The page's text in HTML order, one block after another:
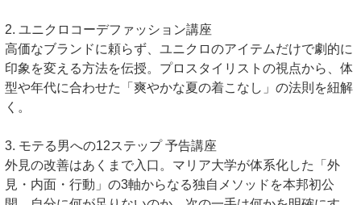
2. ユニクロコーデファッション講座
高価なブランドに頼らず、ユニクロのアイテムだけで劇的に
印象を変える方法を伝授。プロスタイリストの視点から、体
型や年代に合わせた「爽やかな夏の着こなし」の法則を紐解
く。
3. モテる男への12ステップ 予告講座
外見の改善はあくまで入口。マリア大学が体系化した「外
見・内面・行動」の3軸からなる独自メソッドを本邦初公